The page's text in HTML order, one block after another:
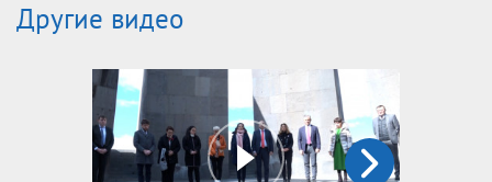
Другие видео